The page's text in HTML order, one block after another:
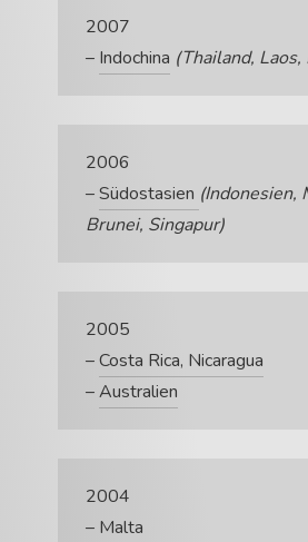
2007
– Indochina (Thailand, Laos,
2006
–Südostasien (Indonesien,
Brunei, Singapur)
2005
–Costa Rica, Nicaragua
–Australien
2004
– Malta